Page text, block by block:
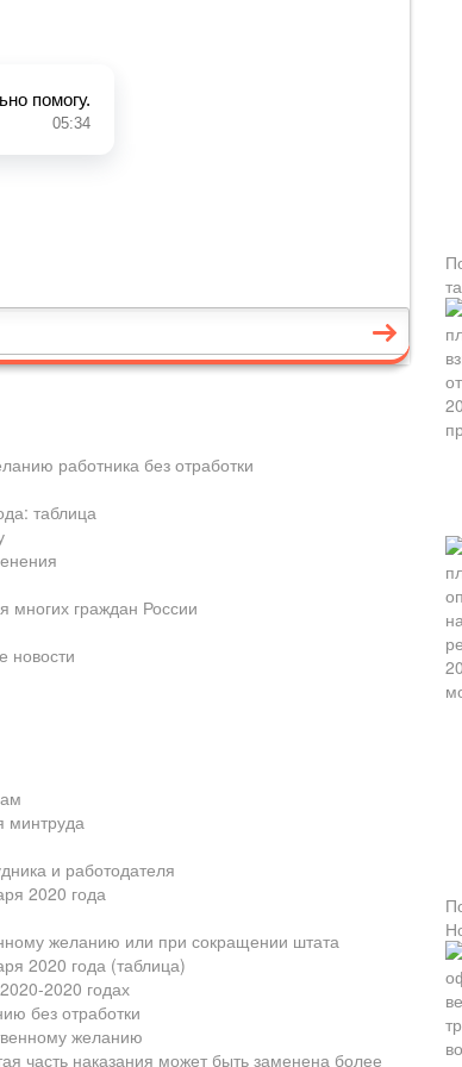
работника без отработки
таблица
многих граждан России
новости
минтруда
и работодателя
2020 года
желанию или при сокращении штата
2020 года (таблица)
2020 годах
без отработки
желанию
часть наказания может быть заменена более